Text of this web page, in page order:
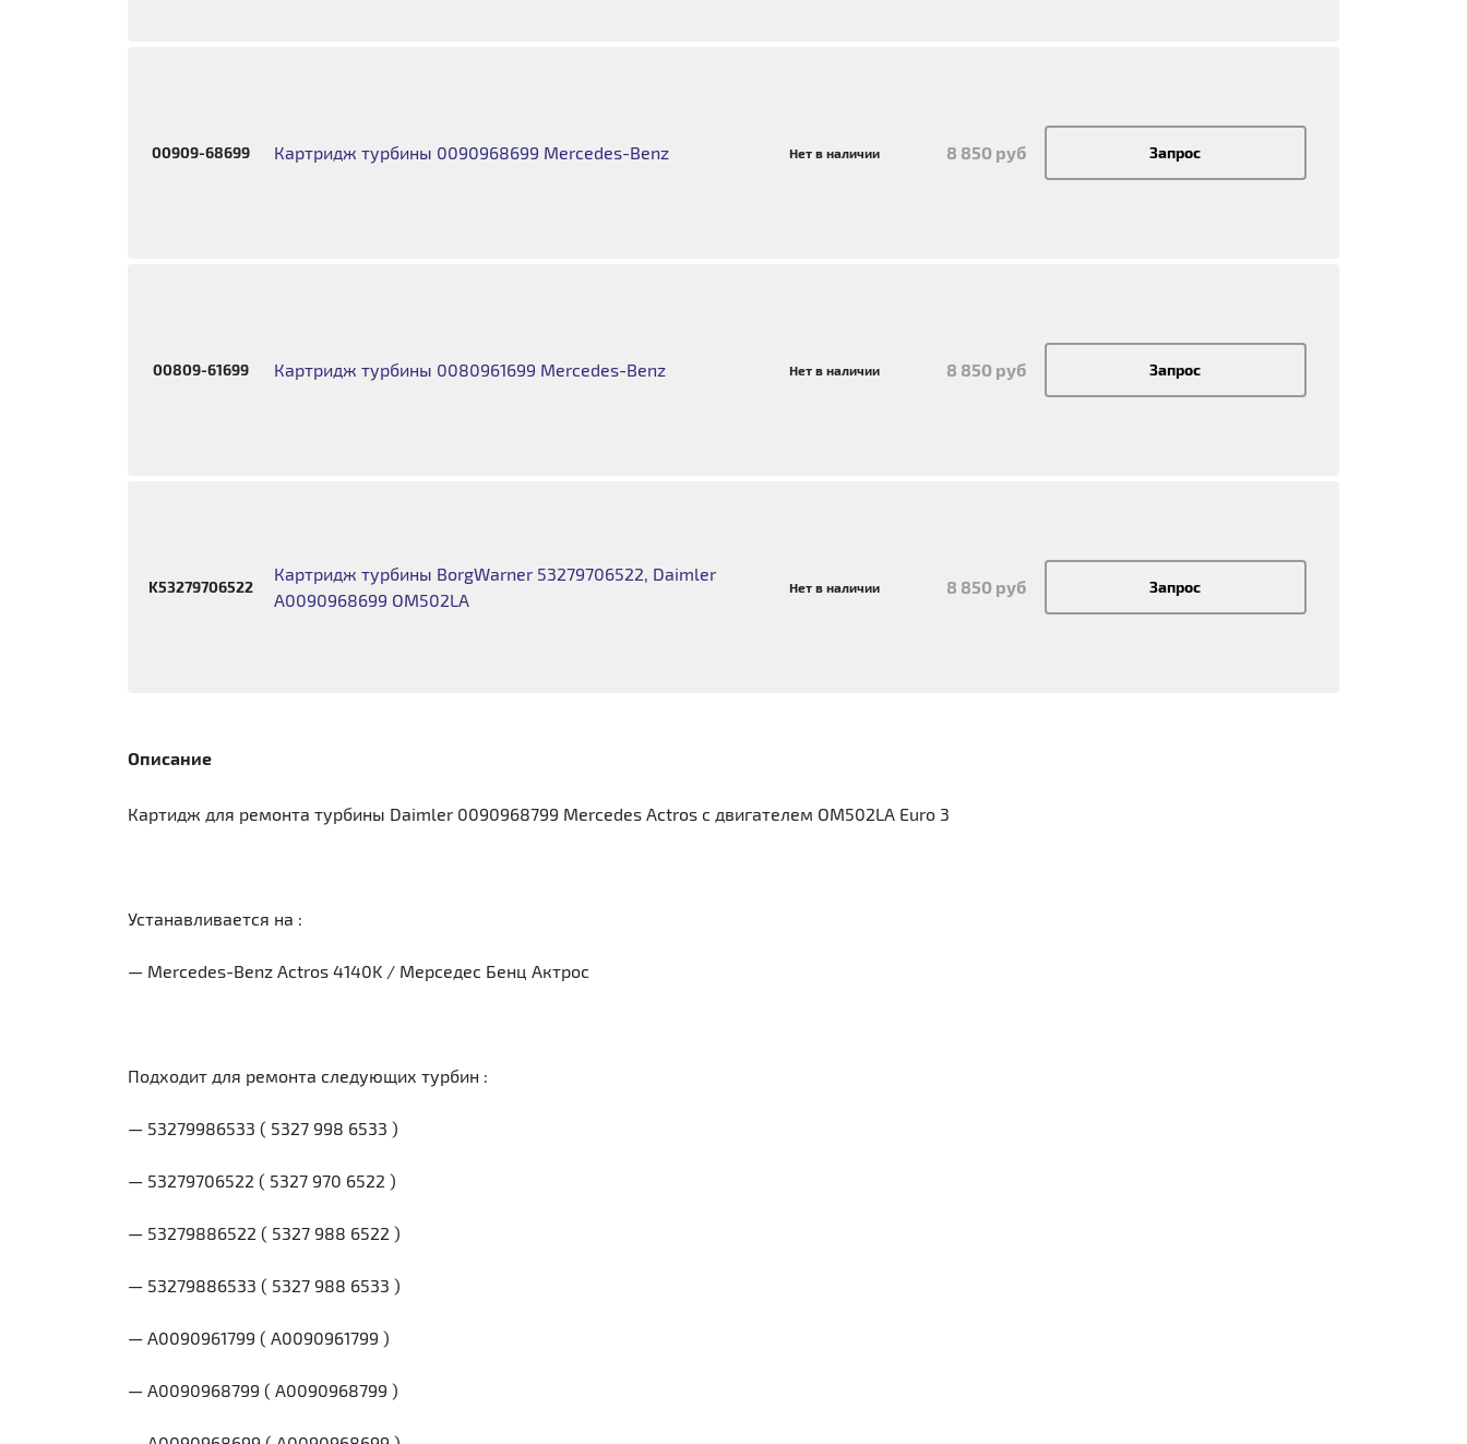
00909-68699 Картридж турбины 0090968699 Mercedes-Benz Нет в наличии 8 850 руб Запрос
00809-61699 Картридж турбины 0080961699 Mercedes-Benz Нет в наличии 8 850 руб Запрос
K53279706522
Картридж турбины BorgWarner 53279706522, Daimler
A0090968699 OM502LA
Нет в наличии 8 850 руб Запрос
Описание
Картидж для ремонта турбины Daimler 0090968799 Mercedes Actros с двигателем OM502LA Euro 3
Устанавливается на :
— Mercedes-Benz Actros 4140K / Мерседес Бенц Актрос
Подходит для ремонта следующих турбин :
— 53279986533 ( 5327 998 6533 )
— 53279706522 ( 5327 970 6522 )
— 53279886522 ( 5327 988 6522 )
— 53279886533 ( 5327 988 6533 )
— A0090961799 ( А0090961799 )
— A0090968799 ( А0090968799 )